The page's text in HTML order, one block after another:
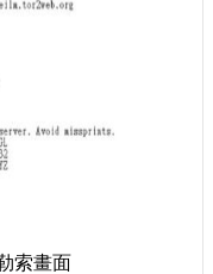
索畫面